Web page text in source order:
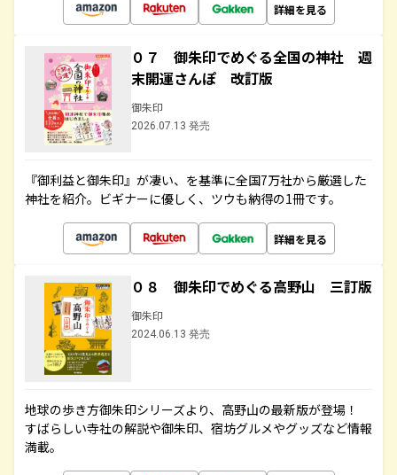
詳細を見る
０７ 御朱印でめぐる全国の神社 週
末開運さんぽ 改訂版
御朱印
2026.07.13 発売
『御利益と御朱印』が凄い、を基準に全国7万社から厳選した
神社を紹介。ビギナーに優しく、ツウも納得の1冊です。
詳細を見る
０８ 御朱印でめぐる高野山 三訂版
御朱印
2024.06.13 発売
地球の歩き方御朱印シリーズより、高野山の最新版が登場！
すばらしい寺社の解説や御朱印、宿坊グルメやグッズなど情報
満載。